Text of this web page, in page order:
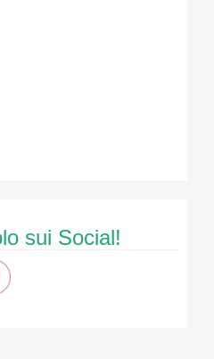
sui Social!